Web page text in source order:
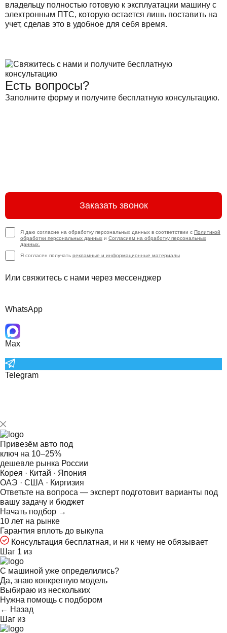
владельцу полностью готовую к эксплуатации машину с
электронным ПТС, которую остается лишь поставить на
учет, сделав это в удобное для себя время.
Есть вопросы?
Заполните форму и получите бесплатную консультацию.
Заказать звонок
Я даю согласие на обработку персональных данных в соответствии с Политикой
обработки персональных данных и Согласием на обработку персональных
данных.
Я согласен получать рекламные и информационные материалы
Или свяжитесь с нами через мессенджер
WhatsApp
Max
Telegram
Привезём авто под
ключ на 10–25%
дешевле рынка России
Корея · Китай · Япония
ОАЭ · США · Киргизия
Ответьте на вопроса — эксперт подготовит варианты под
вашу задачу и бюджет
Начать подбор →
10 лет на рынке
Гарантия вплоть до выкупа
Консультация бесплатная, и ни к чему не обязывает
Шаг 1 из
С машиной уже определились?
Да, знаю конкретную модель
Выбираю из нескольких
Нужна помощь с подбором
← Назад
Шаг из